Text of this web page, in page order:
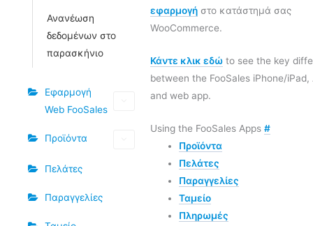
Ανανέωση
δεδομένων στο
παρασκήνιο
Εφαρμογή
Web FooSales
Προϊόντα
Πελάτες
Παραγγελίες
εφαρμογή στο κατάστημά σας
WooCommerce.
Κάντε κλικ εδώ to see the key
between the FooSales iPhone/iPad,
and web app.
Using the FooSales Apps #
Προϊόντα
Πελάτες
Παραγγελίες
Ταμείο
Πληρωμές